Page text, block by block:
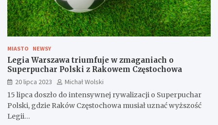
MIASTO NEWSY
Legia Warszawa triumfuje w zmaganiach o
Superpuchar Polski z Rakowem Częstochowa
20 lipca 2023
Michał Wolski
15 lipca doszło do intensywnej rywalizacji o Superpuchar
Polski, gdzie Raków Częstochowa musiał uznać wyższość
Legii…